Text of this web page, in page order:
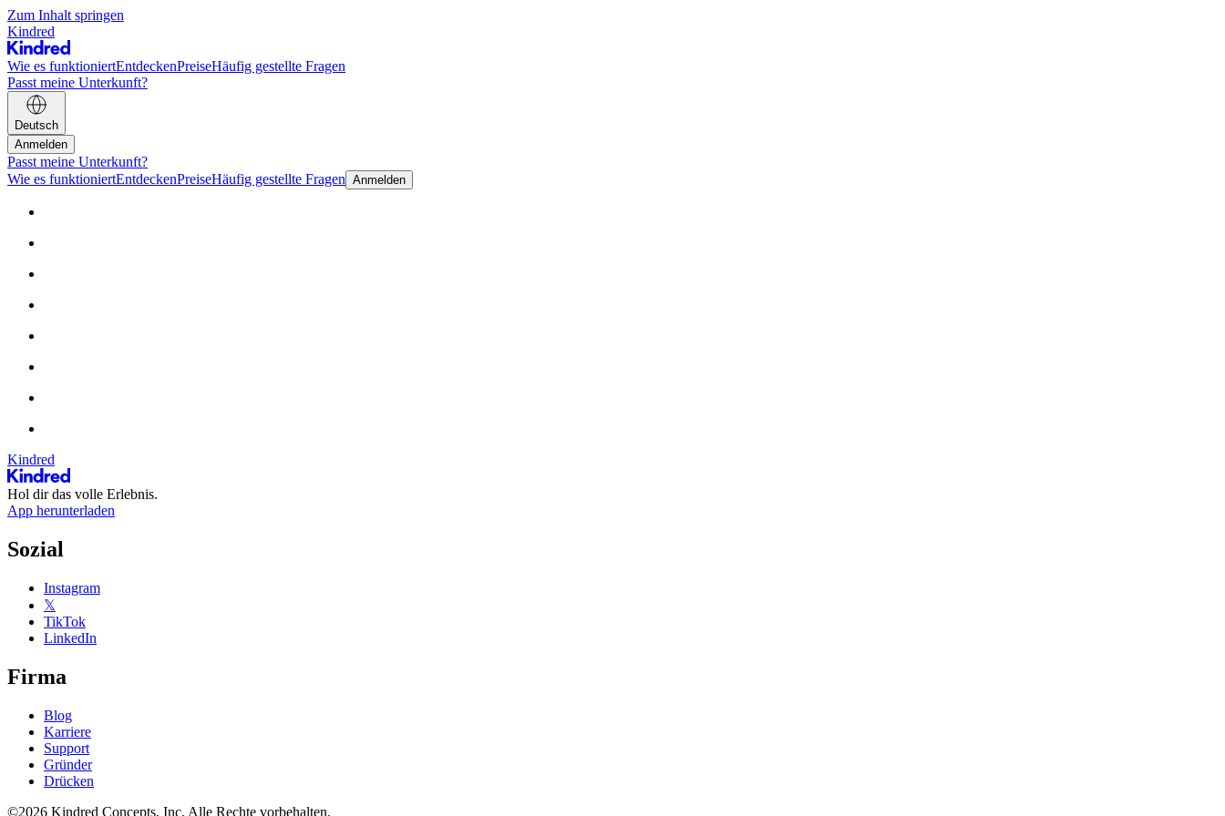
Zum Inhalt springen
Kindred
Wie es funktioniertEntdeckenPreiseHäufig gestellte Fragen
Passt meine Unterkunft?
Deutsch
Anmelden
Passt meine Unterkunft?
Wie es funktioniertEntdeckenPreiseHäufig gestellte Fragen Anmelden
Kindred
Hol dir das volle Erlebnis.
App herunterladen
Sozial
Instagram
𝕏
TikTok
LinkedIn
Firma
Blog
Karriere
Support
Gründer
Drücken
©2026 Kindred Concepts, Inc. Alle Rechte vorbehalten.